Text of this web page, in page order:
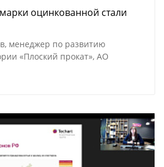
оцинкованной стали
менеджер по развитию
«Плоский прокат», АО